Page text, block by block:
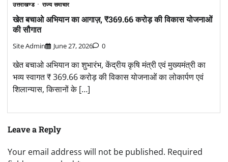
उत्तराखण्ड राज्य समाचार
खेत बचाओ अभियान का आगाज़, ₹369.66 करोड़ की विकास योजनाओं
की सौगात
Site Admin June 27, 2026 0
खेत बचाओ अभियान का शुभारंभ, केंद्रीय कृषि मंत्री एवं मुख्यमंत्री का
भव्य स्वागत ₹ 369.66 करोड़ की विकास योजनाओं का लोकार्पण एवं
शिलान्यास, किसानों के […]
Leave a Reply
Your email address will not be published. Required